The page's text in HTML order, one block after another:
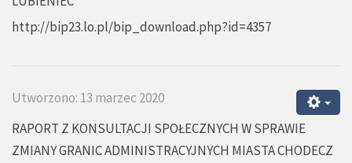
http://bip23.lo.pl/bip_download.php?id=4357
Utworzono: 13 marzec 2020
RAPORT Z KONSULTACJI SPOŁECZNYCH W SPRAWIE
ZMIANY GRANIC ADMINISTRACYJNYCH MIASTA CHODECZ